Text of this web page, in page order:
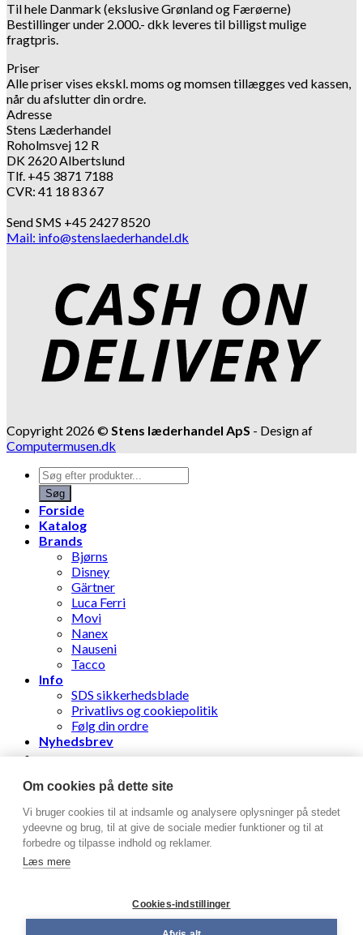
Til hele Danmark (ekslusive Grønland og Færøerne)
Bestillinger under 2.000.- dkk leveres til billigst mulige
fragtpris.
Priser
Alle priser vises ekskl. moms og momsen tillægges ved kassen,
når du afslutter din ordre.
Adresse
Stens Læderhandel
Roholmsvej 12 R
DK 2620 Albertslund
Tlf. +45 3871 7188
CVR: 41 18 83 67
Send SMS +45 2427 8520
Mail: info@stenslaederhandel.dk
Copyright 2026 © Stens læderhandel ApS - Design af
Computermusen.dk
Products
search
Søg
Forside
Katalog
Brands
Bjørns
Disney
Gärtner
Luca Ferri
Movi
Nanex
Nauseni
Tacco
Info
SDS sikkerhedsblade
Privatlivs og cookiepolitik
Følg din ordre
Nyhedsbrev
Log ind
Brugernavn eller e-mailadresse*
Om cookies på dette site
Vi bruger cookies til at indsamle og analysere oplysninger på stedet
ydeevne og brug, til at give de sociale medier funktioner og til at
forbedre og tilpasse indhold og reklamer.
Læs mere
Cookies-indstillinger